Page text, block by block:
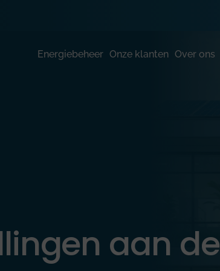
Energiebeheer Onze klanten Over ons
aan de